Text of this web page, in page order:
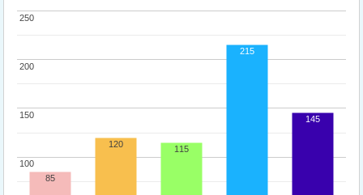
100
100
150
150
200
200
250
250
85
120 115
215
145